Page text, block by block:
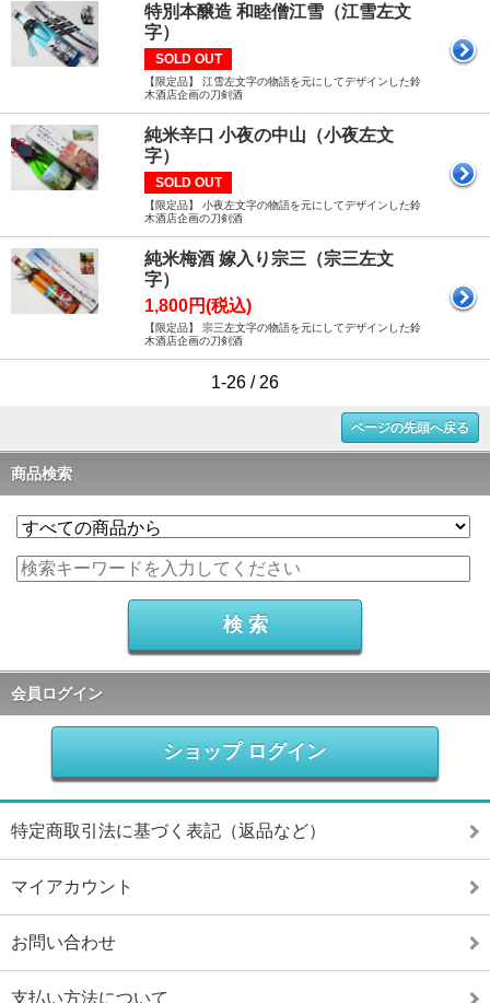
特別本醸造 和睦僧江雪（江雪左文
字）
SOLD OUT
【限定品】 江雪左文字の物語を元にしてデザインした鈴
木酒店企画の刀剣酒
純米辛口 小夜の中山（小夜左文
字）
SOLD OUT
【限定品】 小夜左文字の物語を元にしてデザインした鈴
木酒店企画の刀剣酒
純米梅酒 嫁入り宗三（宗三左文
字）
1,800円(税込)
【限定品】 宗三左文字の物語を元にしてデザインした鈴
木酒店企画の刀剣酒
1-26 / 26
ページの先頭へ戻る
商品検索
会員ログイン
ショップ ログイン
特定商取引法に基づく表記（返品など）
マイアカウント
お問い合わせ
支払い方法について